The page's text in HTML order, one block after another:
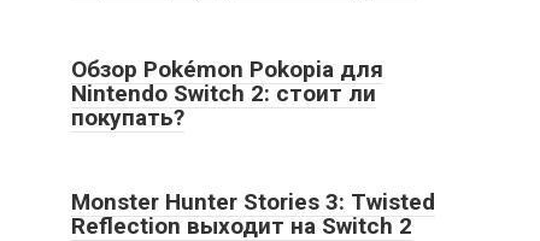
Обзор Pokémon Pokopia для
Nintendo Switch 2: стоит ли
покупать?
Monster Hunter Stories 3: Twisted
Reflection выходит на Switch 2